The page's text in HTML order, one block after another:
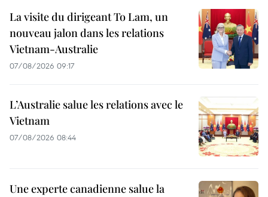
La visite du dirigeant To Lam, un
nouveau jalon dans les relations
Vietnam-Australie
07/08/2026 09:17
L’Australie salue les relations avec le
Vietnam
07/08/2026 08:44
Une experte canadienne salue la